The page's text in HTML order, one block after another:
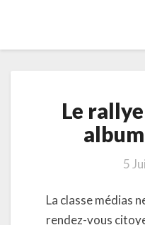
Le
5
La classe médias
rendez-vous